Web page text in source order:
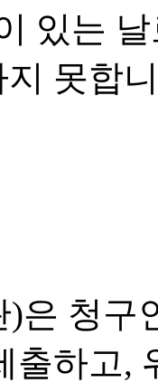
있는
못합
은 청구
출하고,